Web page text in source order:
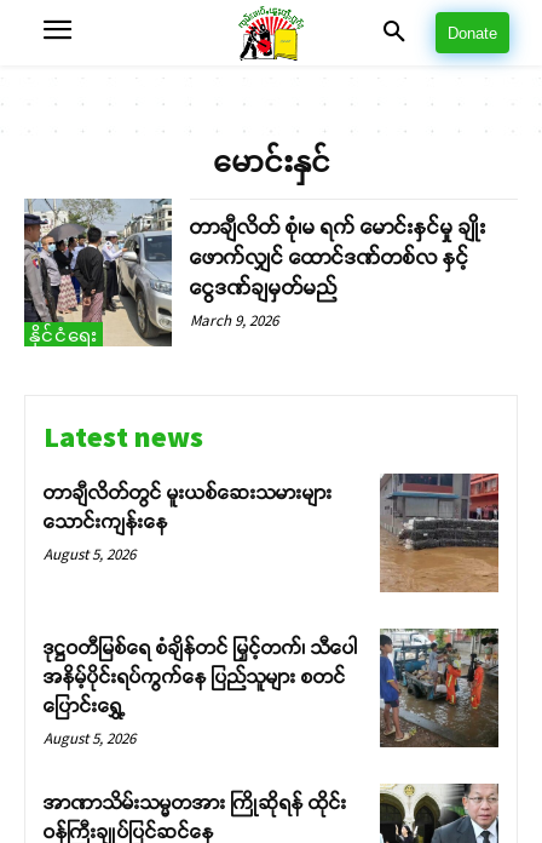
Support SHAN
Donate
မောင်းနှင်
နိုင်ငံရေး
တာချီလိတ် စုံ၊မ ရက် မောင်းနှင်မှု ချိုး
ဖောက်လျှင် ထောင်ဒဏ်တစ်လ နှင့်
ငွေဒဏ်ချမှတ်မည်
March 9, 2026
Latest news
တာချီလိတ်တွင် မူးယစ်ဆေးသမားများ
သောင်းကျန်းနေ
August 5, 2026
ဒုဋ္ဌဝတီမြစ်ရေ စံချိန်တင် မြှင့်တက်၊ သီပေါ
အနိမ့်ပိုင်းရပ်ကွက်နေ ပြည်သူများ စတင်
ပြောင်းရွှေ့
August 5, 2026
အာဏာသိမ်းသမ္မတအား ကြိုဆိုရန် ထိုင်း
ဝန်ကြီးချုပ်ပြင်ဆင်နေ